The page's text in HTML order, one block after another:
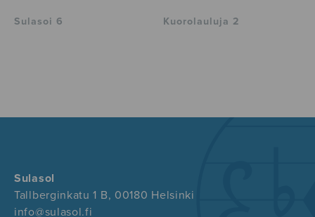
Sulasoi 6 Kuorolauluja 2
Sulasol
Tallberginkatu 1 B, 00180 Helsinki
info@sulasol.fi